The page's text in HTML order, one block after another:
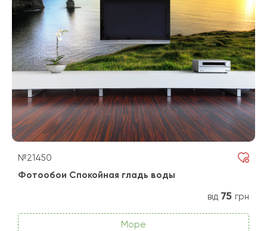
№21450
Фотообои Спокойная гладь воды
від 75 грн
Море